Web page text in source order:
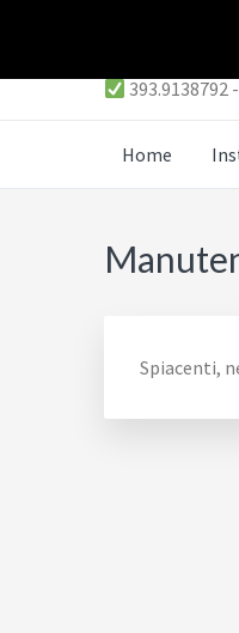
contenuto
barra
piè
393.9138792 -
Home
Spiacenti,